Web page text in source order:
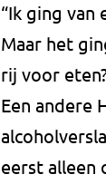
“Ik ging van
Maar het
rij voor
Een andere
eerst alleen